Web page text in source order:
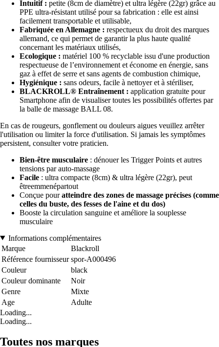
Intuitif : petite (8cm de diamètre) et ultra légère (22gr) grâce au
PPE ultra-résistant utilisé pour sa fabrication : elle est ainsi
facilement transportable et utilisable,
Fabriquée en Allemagne : respectueux du droit des marques
allemand, ce qui permet de garantir la plus haute qualité
concernant les matériaux utilisés,
Ecologique : matériel 100 % recyclable issu d'une production
respectueuse de l’environnement et économe en énergie, sans
gaz à effet de serre et sans agents de combustion chimique,
Hygiénique : sans odeurs, facile à nettoyer et à stériliser,
BLACKROLL® Entraînement : application gratuite pour
Smartphone afin de visualiser toutes les possibilités offertes par
la balle de massage BALL 08.
En cas de rougeurs, gonflement ou douleurs aigues veuillez arrêter
l'utilisation ou limiter la force d'utilisation. Si jamais les symptômes
persistent, consulter votre praticien.
Bien-être musculaire : dénouer les Trigger Points et autres
tensions par auto-massage
Facile : ultra compacte (8cm) & ultra légère (22gr), peut
êtreemmenépartout
Conçue pouratteindre des zones de massage précises (comme
celles du buste, des fesses de l'aine et du dos)
Booste la circulation sanguine et améliore la souplesse
musculaire
Informations complémentaires
Marque
Blackroll
Référence fournisseur spor-A000496
Couleur
black
Couleur dominante
Noir
Genre
Mixte
Age
Adulte
Loading...
Loading...
Toutes nos marques